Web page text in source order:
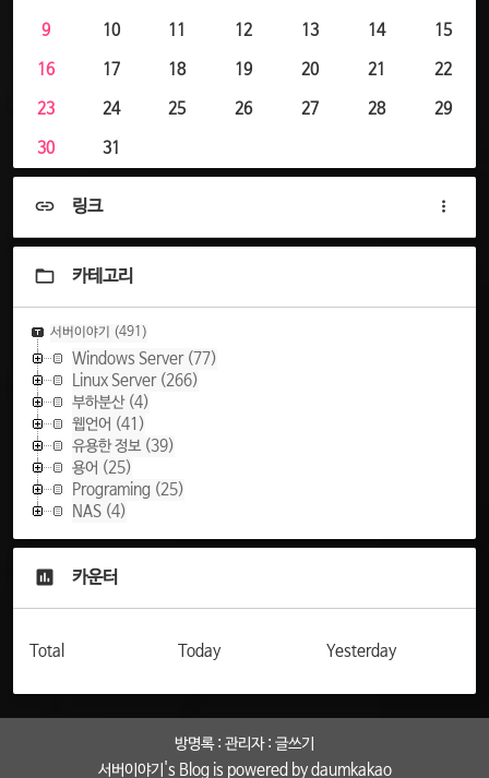
9 10 11 12 13 14 15
16 17 18 19 20 21 22
23 24 25 26 27 28 29
30 31
링크
카테고리
서버이야기 (491)
Windows Server(77)
Linux Server(266)
부하분산(4)
웹언어 (41)
유용한 정보(39)
용어 (25)
Programing (25)
NAS (4)
카운터
Total Today Yesterday
방명록: 관리자: 글쓰기
서버이야기 's Blog is powered bydaumkakao